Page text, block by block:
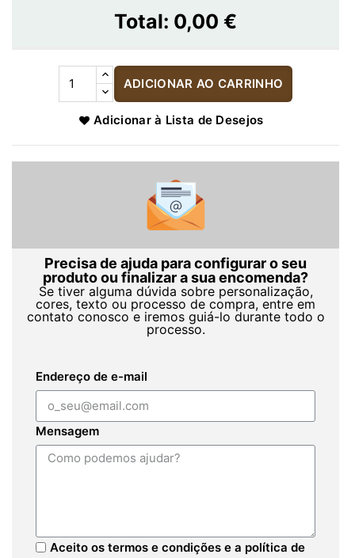
Total: 0,00 €
ADICIONAR AO CARRINHO
Adicionar à Lista de Desejos
Precisa de ajuda para configurar o seu
produto ou finalizar a sua encomenda?
Se tiver alguma dúvida sobre personalização,
cores, texto ou processo de compra, entre em
contato conosco e iremos guiá-lo durante todo o
processo.
Endereço de e-mail
Mensagem
Aceito os termos e condições e a política de